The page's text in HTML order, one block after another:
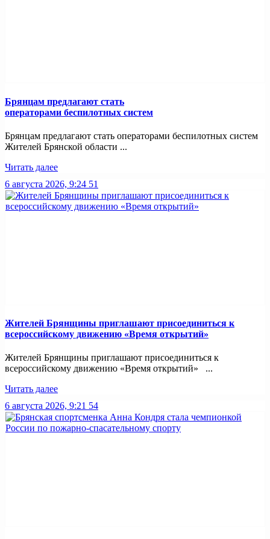
Брянцам предлагают стать
оперaторами бeспилотных систeм
Брянцам предлагают стать оперaторами бeспилотных систeм
Жителей Брянской области ...
Читать далее
6 августа 2026, 9:24 51
Жителей Брянщины приглашают присоединиться к
всероссийскому движению «Время открытий»
Жителей Брянщины приглашают присоединиться к
всероссийскому движению «Время открытий» ...
Читать далее
6 августа 2026, 9:21 54